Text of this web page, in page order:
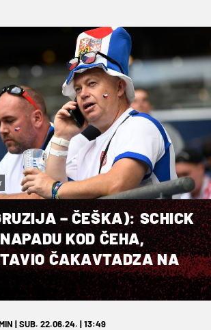
– ČEŠKA): SCHICK
KOD ČEHA,
ČAKAVTADZA NA
| SUB. 22.06.24. | 13:49